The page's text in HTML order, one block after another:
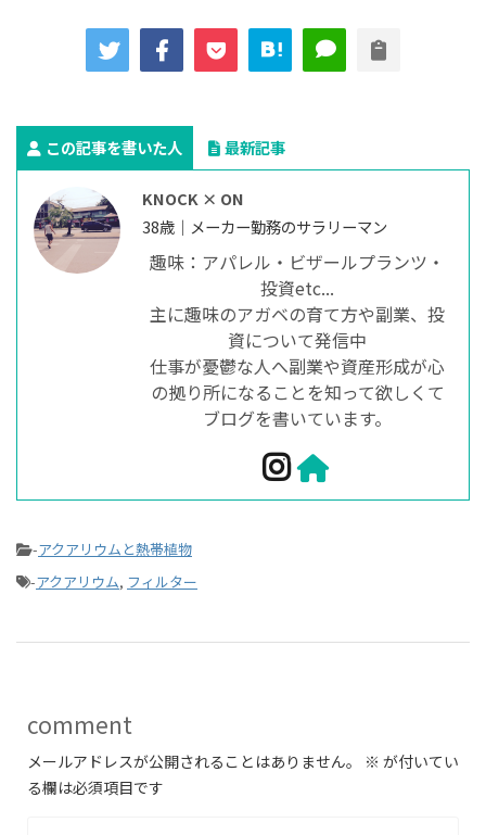
この記事を書いた人 最新記事
KNOCK × ON
38歳｜メーカー勤務のサラリーマン
趣味：アパレル・ビザールプランツ・
投資etc...
主に趣味のアガベの育て方や副業、投
資について発信中
仕事が憂鬱な人へ副業や資産形成が心
の拠り所になることを知って欲しくて
ブログを書いています。
-アクアリウムと熱帯植物
-アクアリウム, フィルター
comment
メールアドレスが公開されることはありません。 ※ が付いてい
る欄は必須項目です